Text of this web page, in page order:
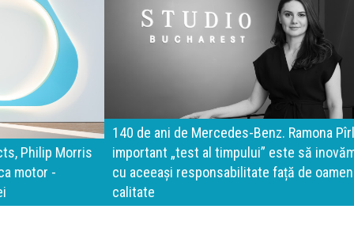
140 de ani de Mercedes-Benz. Ramona Pîrlog: Cel mai
important „test al timpului” este să inovăm constant, dar
cu aceeași responsabilitate față de oameni, siguranță și